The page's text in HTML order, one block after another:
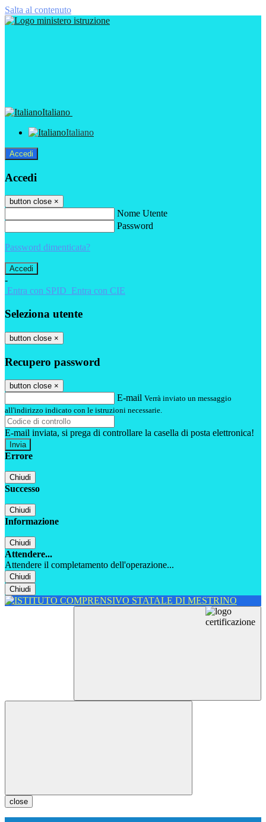
Salta al contenuto
Italiano
Italiano
Accedi
Accedi
button close ×
Nome Utente
Password
Password dimenticata?
-
Entra con SPID Entra con CIE
Seleziona utente
button close ×
Recupero password
button close ×
E-mail Verrà inviato un messaggio
all'indirizzo indicato con le istruzioni necessarie.
E-mail inviata, si prega di controllare la casella di posta elettronica!
Errore
Chiudi
Successo
Chiudi
Informazione
Chiudi
Attendere...
Attendere il completamento dell'operazione...
Chiudi
Chiudi
close